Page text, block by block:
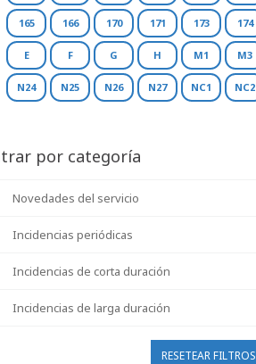
165 166 170 171 173 174
E F G H M1 M3
N24 N25 N26 N27 NC1 NC2
por categoría
Novedades del servicio
Incidencias periódicas
Incidencias de corta duración
Incidencias de larga duración
RESETEAR FILTROS